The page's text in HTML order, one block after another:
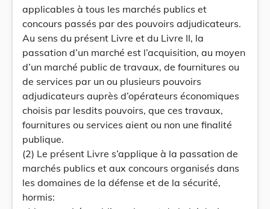
applicables à tous les marchés publics et
concours passés par des pouvoirs adjudicateurs.
Au sens du présent Livre et du Livre II, la
passation d’un marché est l’acquisition, au moyen
d’un marché public de travaux, de fournitures ou
de services par un ou plusieurs pouvoirs
adjudicateurs auprès d’opérateurs économiques
choisis par lesdits pouvoirs, que ces travaux,
fournitures ou services aient ou non une finalité
publique.
(2) Le présent Livre s’applique à la passation de
marchés publics et aux concours organisés dans
les domaines de la défense et de la sécurité,
hormis: